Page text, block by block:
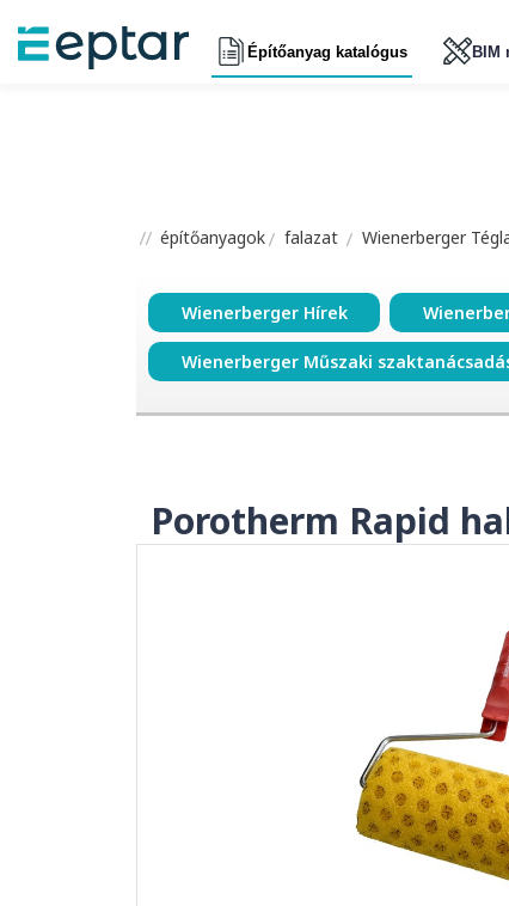
Építőanyag katalógus BIM
építőanyagok falazat Wienerberger
Wienerberger Hírek
Wienerberger Műszaki
Porotherm Rapid